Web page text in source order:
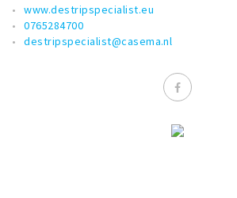
www.destripspecialist.eu
0765284700
destripspecialist@casema.nl